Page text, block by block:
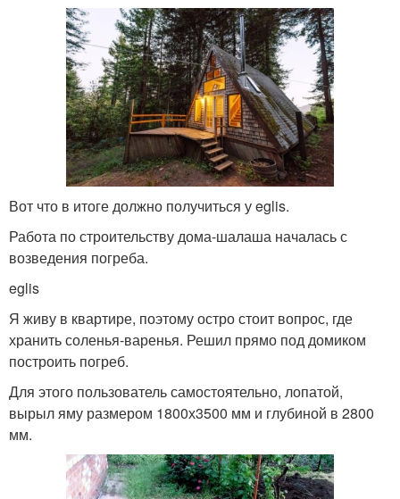
Вот что в итоге должно получиться у eglis.
Работа по строительству дома-шалаша началась с
возведения погреба.
eglis
Я живу в квартире, поэтому остро стоит вопрос, где
хранить соленья-варенья. Решил прямо под домиком
построить погреб.
Для этого пользователь самостоятельно, лопатой,
вырыл яму размером 1800х3500 мм и глубиной в 2800
мм.